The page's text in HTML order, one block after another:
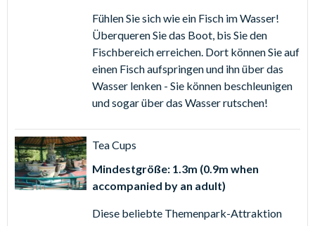
Fühlen Sie sich wie ein Fisch im Wasser!
Überqueren Sie das Boot, bis Sie den
Fischbereich erreichen. Dort können Sie auf
einen Fisch aufspringen und ihn über das
Wasser lenken - Sie können beschleunigen
und sogar über das Wasser rutschen!
Tea Cups
Mindestgröße: 1.3m (0.9m when
accompanied by an adult)
Diese beliebte Themenpark-Attraktion